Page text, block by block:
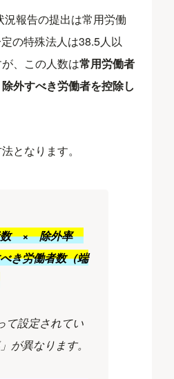
況報告の提出は常用労働
の特殊法人は38.5人以
、この人数は常用労働者
外すべき労働者を控除し
となります。
数 × 除外率
き労働者数（端
て設定されてい
が異なります。